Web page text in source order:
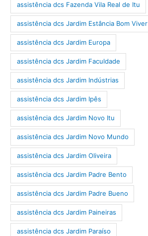
assistência dcs Fazenda Vila Real de Itu
assistência dcs Jardim Estância Bom Viver
assistência dcs Jardim Europa
assistência dcs Jardim Faculdade
assistência dcs Jardim Indústrias
assistência dcs Jardim Ipês
assistência dcs Jardim Novo Itu
assistência dcs Jardim Novo Mundo
assistência dcs Jardim Oliveira
assistência dcs Jardim Padre Bento
assistência dcs Jardim Padre Bueno
assistência dcs Jardim Paineiras
assistência dcs Jardim Paraíso